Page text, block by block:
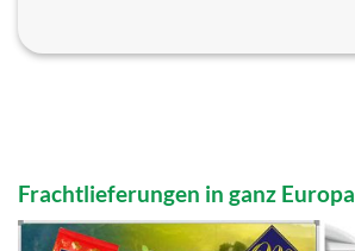
Frachtlieferungen in ganz Europa